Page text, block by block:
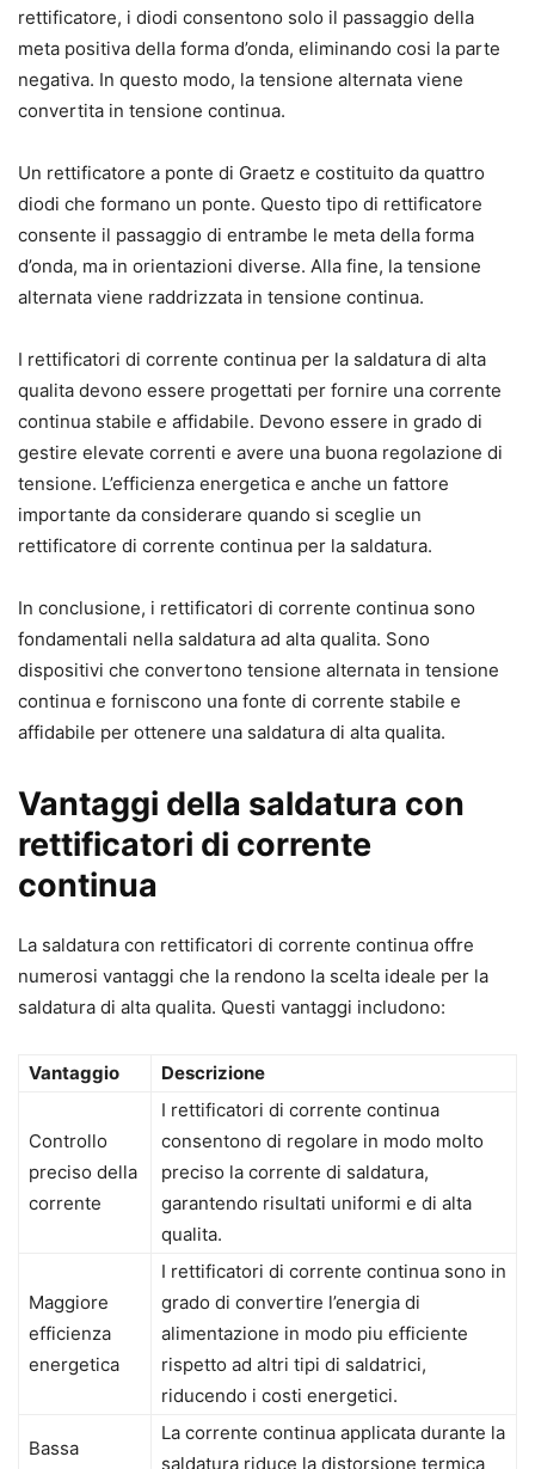
rettificatore, i diodi consentono solo il passaggio della
meta positiva della forma d’onda, eliminando cosi la parte
negativa. In questo modo, la tensione alternata viene
convertita in tensione continua.
Un rettificatore a ponte di Graetz e costituito da quattro
diodi che formano un ponte. Questo tipo di rettificatore
consente il passaggio di entrambe le meta della forma
d’onda, ma in orientazioni diverse. Alla fine, la tensione
alternata viene raddrizzata in tensione continua.
I rettificatori di corrente continua per la saldatura di alta
qualita devono essere progettati per fornire una corrente
continua stabile e affidabile. Devono essere in grado di
gestire elevate correnti e avere una buona regolazione di
tensione. L’efficienza energetica e anche un fattore
importante da considerare quando si sceglie un
rettificatore di corrente continua per la saldatura.
In conclusione, i rettificatori di corrente continua sono
fondamentali nella saldatura ad alta qualita. Sono
dispositivi che convertono tensione alternata in tensione
continua e forniscono una fonte di corrente stabile e
affidabile per ottenere una saldatura di alta qualita.
Vantaggi della saldatura con
rettificatori di corrente
continua
La saldatura con rettificatori di corrente continua offre
numerosi vantaggi che la rendono la scelta ideale per la
saldatura di alta qualita. Questi vantaggi includono:
Vantaggio Descrizione
Controllo
preciso della
corrente
I rettificatori di corrente continua
consentono di regolare in modo molto
preciso la corrente di saldatura,
garantendo risultati uniformi e di alta
qualita.
Maggiore
efficienza
energetica
I rettificatori di corrente continua sono in
grado di convertire l’energia di
alimentazione in modo piu efficiente
rispetto ad altri tipi di saldatrici,
riducendo i costi energetici.
Bassa
La corrente continua applicata durante la
saldatura riduce la distorsione termica